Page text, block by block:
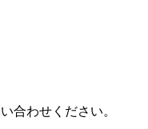
合わせください。